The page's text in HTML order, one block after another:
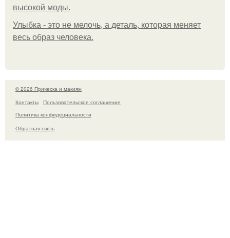
высокой моды.
Улыбка - это не мелочь, а деталь, которая меняет
весь образ человека.
© 2026 Прическа и макияж
Контакты
Пользовательское соглашение
Политика конфидециальности
Обратная связь